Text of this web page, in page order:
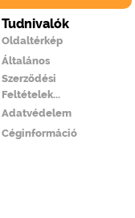
Tudnivalók
Oldaltérkép
Általános
Szerződési
Feltételek...
Adatvédelem
Céginformáció